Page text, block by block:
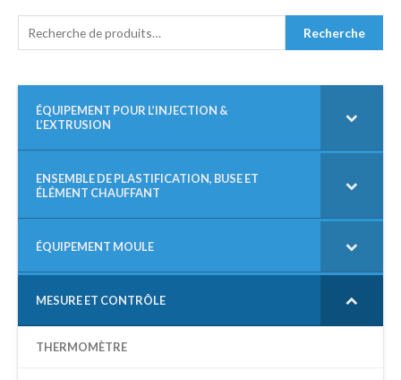
Recherche
ÉQUIPEMENT POUR L’INJECTION &
L’EXTRUSION
ENSEMBLE DE PLASTIFICATION, BUSE ET
ÉLÉMENT CHAUFFANT
ÉQUIPEMENT MOULE
MESURE ET CONTRÔLE
THERMOMÈTRE